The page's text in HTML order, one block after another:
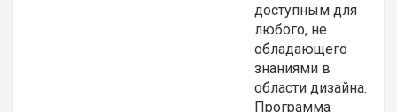
доступным для
любого, не
обладающего
знаниями в
области дизайна.
Программа